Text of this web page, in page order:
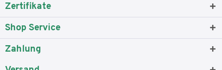
Zertifikate
Shop Service
Zahlung